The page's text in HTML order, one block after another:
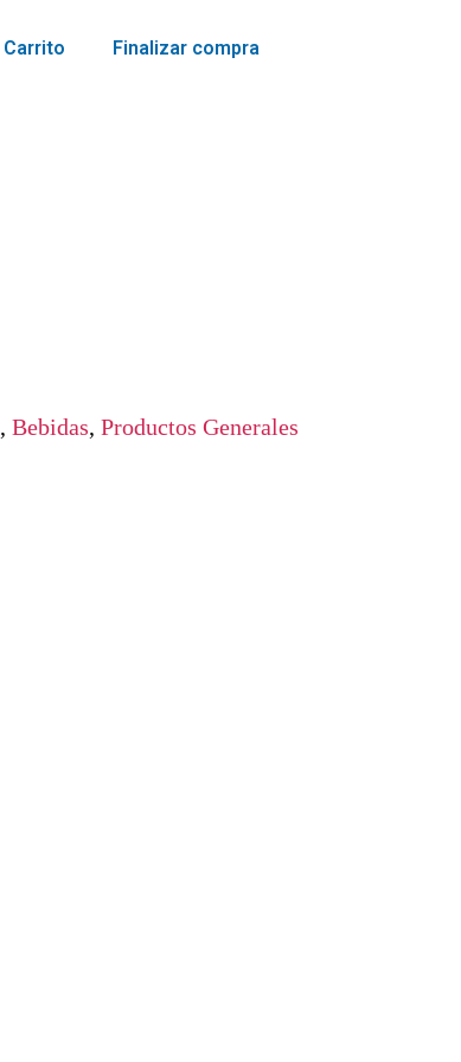
Carrito Finalizar compra
, Bebidas, Productos Generales